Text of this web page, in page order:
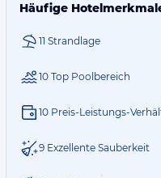
Häufige
11 Strandlage
10 Top Poolbereich
10 Preis-Leistungs-
9 Exzellente Sauberkeit